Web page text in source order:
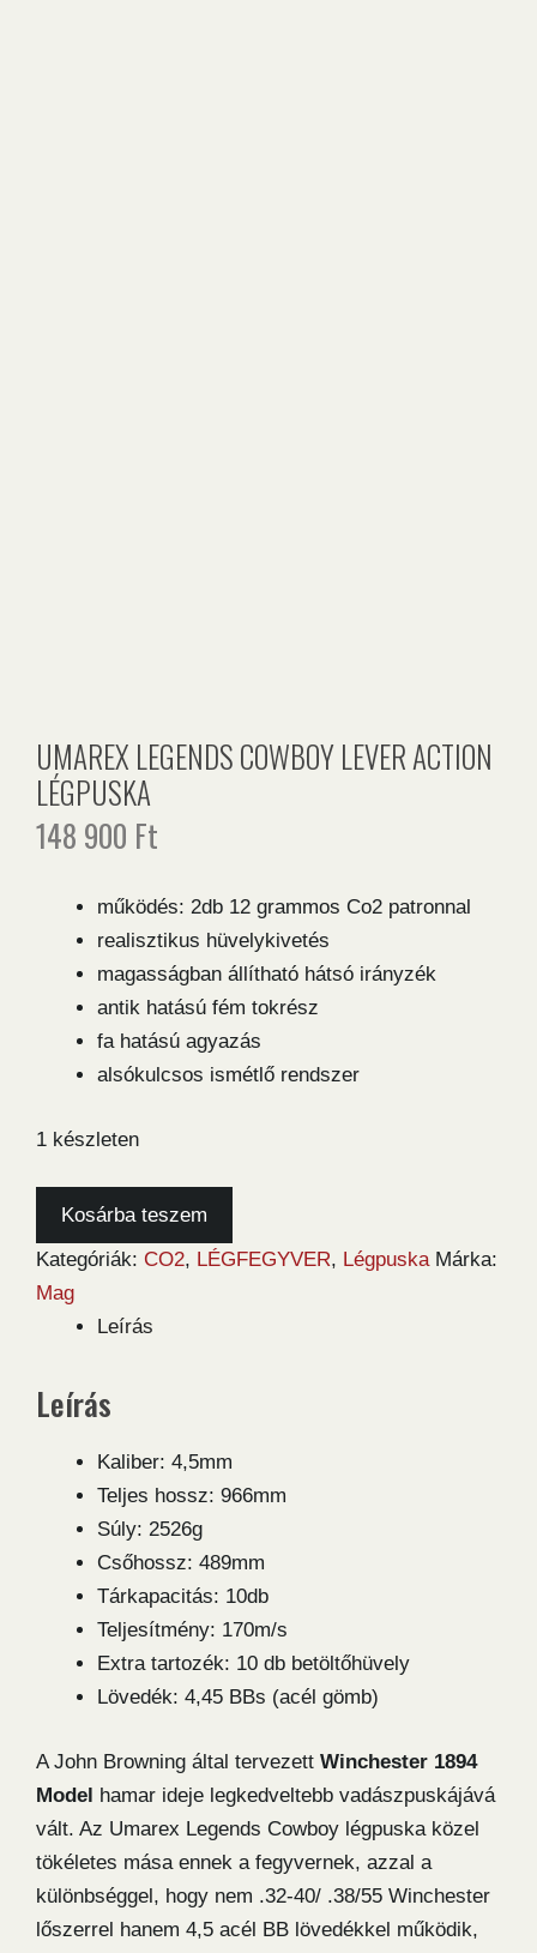
UMAREX LEGENDS COWBOY LEVER ACTION
LÉGPUSKA
148 900 Ft
működés: 2db 12 grammos Co2 patronnal
realisztikus hüvelykivetés
magasságban állítható hátsó irányzék
antik hatású fém tokrész
fa hatású agyazás
alsókulcsos ismétlő rendszer
1 készleten
Umarex
Cowboy
Lever
Action
mennyiség
Kosárba teszem
Kategóriák: CO2, LÉGFEGYVER, Légpuska Márka:
Mag
Leírás
Leírás
Kaliber: 4,5mm
Teljes hossz: 966mm
Súly: 2526g
Csőhossz: 489mm
Tárkapacitás: 10db
Teljesítmény: 170m/s
Extra tartozék: 10 db betöltőhüvely
Lövedék: 4,45 BBs (acél gömb)
A John Browning által tervezett Winchester 1894
Model hamar ideje legkedveltebb vadászpuskájává
vált. Az Umarex Legends Cowboy légpuska közel
tökéletes mása ennek a fegyvernek, azzal a
különbséggel, hogy nem .32-40/ .38/55 Winchester
lőszerrel hanem 4,5 acél BB lövedékkel működik,